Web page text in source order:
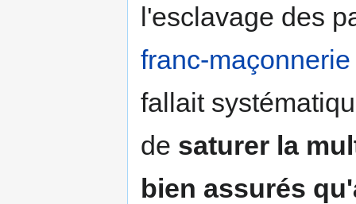
l'esclavage des
franc-maçonnerie
fallait
de saturer la
bien assurés